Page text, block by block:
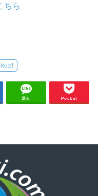
ちら
送る Pocket